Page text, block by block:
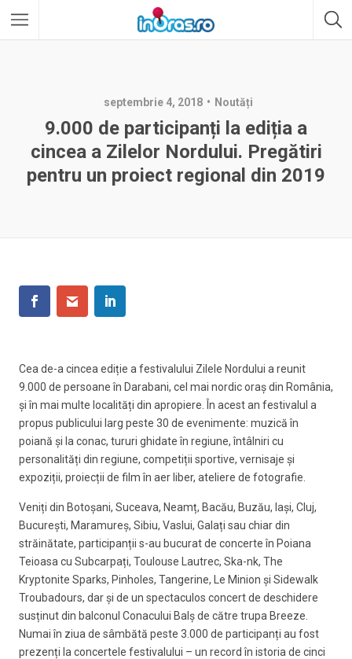
septembrie 4, 2018 Noutăți
9.000 de participanți la ediția a
cincea a Zilelor Nordului. Pregătiri
pentru un proiect regional din 2019
Cea de-a cincea ediție a festivalului Zilele Nordului a reunit
9.000 de persoane în Darabani, cel mai nordic oraș din România,
și în mai multe localități din apropiere. În acest an festivalul a
propus publicului larg peste 30 de evenimente: muzică în
poiană și la conac, tururi ghidate în regiune, întâlniri cu
personalități din regiune, competiții sportive, vernisaje și
expoziții, proiecții de film în aer liber, ateliere de fotografie.
Veniți din Botoșani, Suceava, Neamț, Bacău, Buzău, Iași, Cluj,
București, Maramureș, Sibiu, Vaslui, Galați sau chiar din
străinătate, participanții s-au bucurat de concerte în Poiana
Teioasa cu Subcarpați, Toulouse Lautrec, Ska-nk, The
Kryptonite Sparks, Pinholes, Tangerine, Le Minion și Sidewalk
Troubadours, dar și de un spectaculos concert de deschidere
susținut din balconul Conacului Balș de către trupa Breeze.
Numai în ziua de sâmbătă peste 3.000 de participanți au fost
prezenți la concertele festivalului – un record în istoria de cinci